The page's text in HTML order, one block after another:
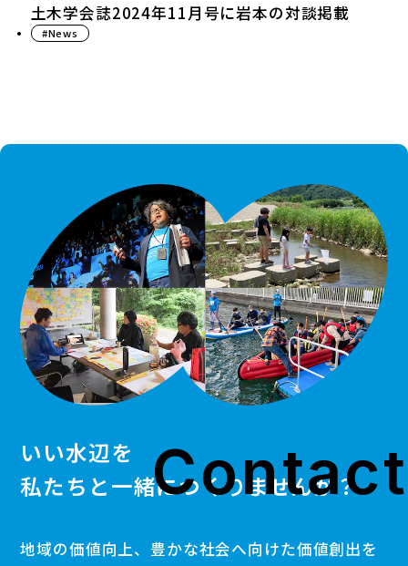
土木学会誌2024年11月号に岩本の対談掲載
#News
Contact
いい水辺を
私たちと一緒につくりませんか？
地域の価値向上、豊かな社会へ向けた価値創出を